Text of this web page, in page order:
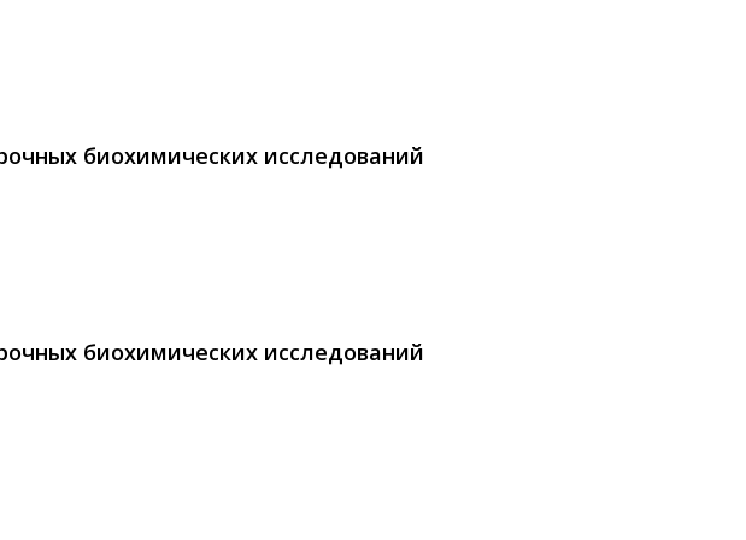
биохимических исследований
биохимических исследований